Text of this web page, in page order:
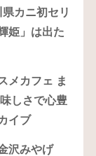
カニ初セリ
姫」は出た
メカフェ ま
しさで心豊
イブ
沢みやげ